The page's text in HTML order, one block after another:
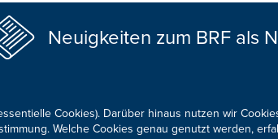
Neuigkeiten zum BRF als
Cookies). Darüber hinaus nutzen wir
Welche Cookies genau genutzt werden,